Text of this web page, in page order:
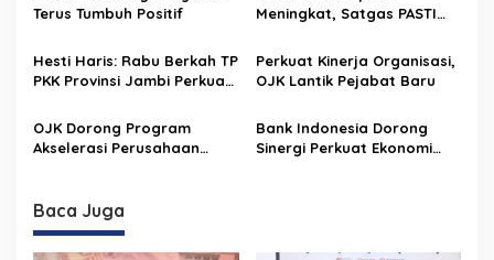
Menabung
Terus Tumbuh Positif
Meningkat, Satgas PASTI
Hesti Haris: Rabu Berkah TP
PKK Provinsi Jambi Perkuat
Budaya Kelola Sampah
dari Rumah
Perkuat Kinerja Organisasi,
OJK Lantik Pejabat Baru
OJK Dorong Program
Akselerasi Perusahaan
Bank Indonesia Dorong
Sinergi Perkuat Ekonomi
Baca Juga